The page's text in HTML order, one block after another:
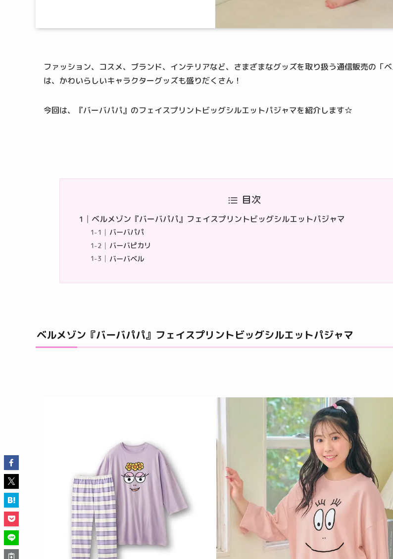
ファッション、コスメ、ブランド、インテリアなど、さまざまなグッズを取り扱う通信販売の「
は、かわいらしいキャラクターグッズも盛りだくさん！
今回は、『バーバパパ』のフェイスプリントビッグシルエットパジャマを紹介します☆
目次
ベルメゾン『バーバパパ』フェイスプリントビッグシルエットパジャマ
バーバパパ
バーバピカリ
バーバベル
ベルメゾン『バーバパパ』フェイスプリントビッグシルエットパジャマ